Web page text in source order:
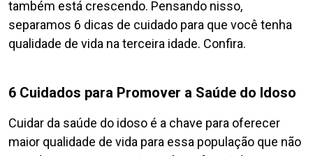
também está crescendo. Pensando nisso,
separamos 6 dicas de cuidado para que você tenha
qualidade de vida na terceira idade. Confira.
6 Cuidados para Promover a Saúde do Idoso
Cuidar da saúde do idoso é a chave para oferecer
maior qualidade de vida para essa população que não